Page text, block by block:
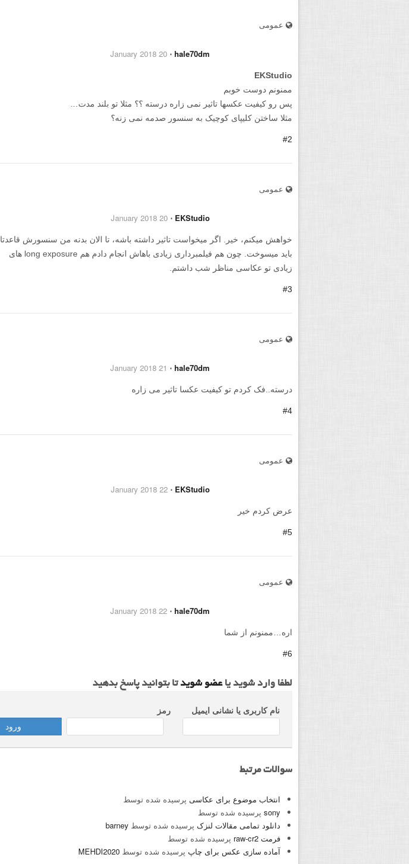
عمومی
hale70dm
⋅
20 January 2018
EKStudio
ممنونم دوست خوبم
پس رو کیفیت عکسها تاثیر نمی زاره درسته ؟؟ مثلا تو بلند مدت…
مثلا ساختن کلیپای کوچیک به سنسور صدمه نمی زنه؟
#2
عمومی
EKStudio
⋅
20 January 2018
خواهش میکنم، خیر. اگر میخواست تاثیر داشته باشه، تا الان بدنه من سنسورش قاعدتا
باید میسوخت. چون هم فیلمبرداری زیادی باهاش انجام دادم هم long exposure های
زیادی تو عکاسی مناظر شب داشتم.
#3
عمومی
hale70dm
⋅
21 January 2018
درسته..فک کردم تو کیفیت عکسا تاثیر می زاره
#4
عمومی
EKStudio
⋅
22 January 2018
عرض کردم خیر
#5
عمومی
hale70dm
⋅
22 January 2018
اره…ممنونم از شما
#6
لطفا وارد شوید یاعضو شویدتا بتوانید پاسخ بدهید
نام کاربری یا نشانی ایمیل رمز
سوالات مرتبط
انتخاب موضوع برای عکاسی پرسیده شده توسط
sony پرسیده شده توسط
دانلود تمامی مقالات لنزک پرسیده شده توسط barney
فرمت raw-cr2
پرسیده شده توسط
آماده سازی عکس برای چاپ پرسیده شده توسط MEHDI2020